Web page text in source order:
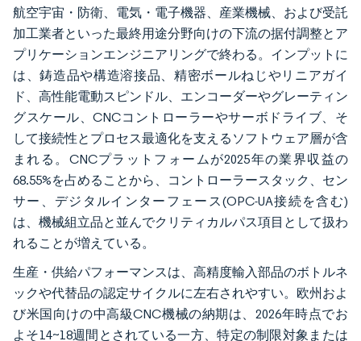
航空宇宙・防衛、電気・電子機器、産業機械、および受託
加工業者といった最終用途分野向けの下流の据付調整とア
プリケーションエンジニアリングで終わる。インプットに
は、鋳造品や構造溶接品、精密ボールねじやリニアガイ
ド、高性能電動スピンドル、エンコーダーやグレーティン
グスケール、CNCコントローラーやサーボドライブ、そ
して接続性とプロセス最適化を支えるソフトウェア層が含
まれる。CNCプラットフォームが2025年の業界収益の
68.55%を占めることから、コントローラースタック、セン
サー、デジタルインターフェース(OPC-UA接続を含む)
は、機械組立品と並んでクリティカルパス項目として扱わ
れることが増えている。
生産・供給パフォーマンスは、高精度輸入部品のボトルネ
ックや代替品の認定サイクルに左右されやすい。欧州およ
び米国向けの中高級CNC機械の納期は、2026年時点でお
よそ14~18週間とされている一方、特定の制限対象または